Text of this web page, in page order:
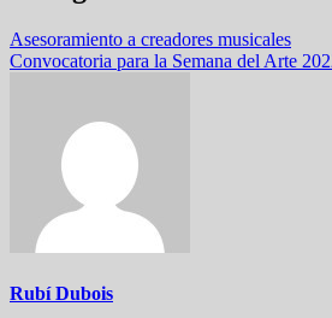
Asesoramiento a creadores musicales
Convocatoria para la Semana del Arte
Rubí Dubois